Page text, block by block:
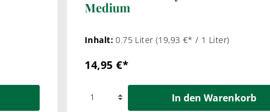
Medium
Inhalt:0.75 Liter (19,93 €* / 1 Liter)
14,95 €*
In den Warenkorb